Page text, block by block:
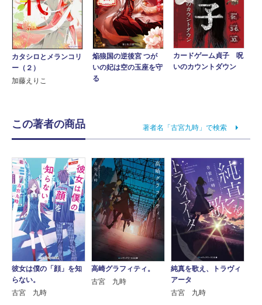
カタシロとメランコリ
ー（２）
加藤えりこ
焔狼国の逆後宮 つが
いの妃は空の玉座を守
る
カードゲーム貞子 呪
いのカウントダウン
この著者の商品 著者名「古宮九時」で検索
彼女は僕の「顔」を知
らない。
古宮 九時
高崎グラフィティ。
古宮 九時
純真を歌え、トラヴィ
アータ
古宮 九時